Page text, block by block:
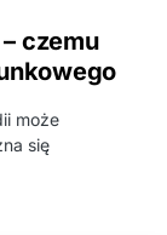
czemu
może
się